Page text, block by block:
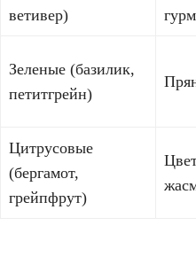
ветивер)
Зеленые (базилик,
петитгрейн)
Цитрусовые
(бергамот,
грейпфрут)